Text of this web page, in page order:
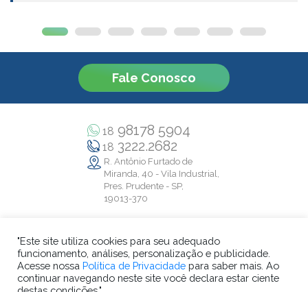
Fale Conosco
18 98178 5904
18 3222.2682
R. Antônio Furtado de
Miranda, 40 - Vila Industrial,
Pres. Prudente - SP,
19013-370
Colégio Criarte ® 2026 - Todos os direitos reservados.
CNPJ: 57.323.560/0001-02
"Este site utiliza cookies para seu adequado
funcionamento, análises, personalização e publicidade.
Acesse nossa Política de Privacidade para saber mais. Ao
continuar navegando neste site você declara estar ciente